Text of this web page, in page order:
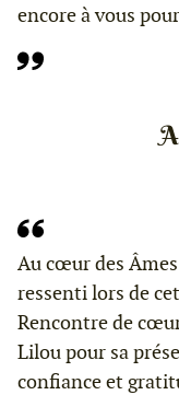
encore à vous
Au cœur des
ressenti lors de
Rencontre de
Lilou pour sa
confiance et